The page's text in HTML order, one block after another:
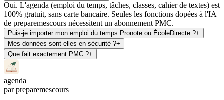
Oui. L'agenda (emploi du temps, tâches, classes, cahier de textes) est
100% gratuit, sans carte bancaire. Seules les fonctions dopées à l'IA
de preparemescours nécessitent un abonnement PMC.
Puis-je importer mon emploi du temps Pronote ou ÉcoleDirecte ?+
Mes données sont-elles en sécurité ?+
Que fait exactement PMC ?+
agenda
par preparemescours